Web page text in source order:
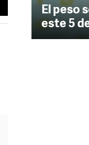
El peso
este 5